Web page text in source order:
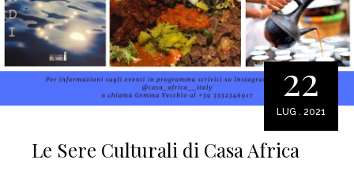
22
LUG . 2021
Le Sere Culturali di Casa Africa